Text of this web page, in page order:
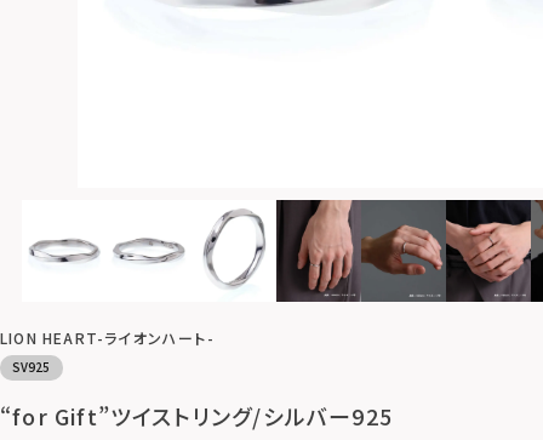
LION HEART-ライオンハート-
SV925
“for Gift”ツイストリング/シルバー925